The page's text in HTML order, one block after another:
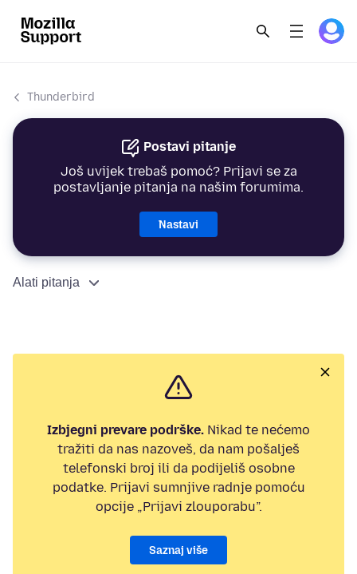
Thunderbird
Postavi pitanje
Još uvijek trebaš pomoć? Prijavi se za
postavljanje pitanja na našim forumima.
Nastavi
Alati pitanja
Izbjegni prevare podrške. Nikad te nećemo
tražiti da nas nazoveš, da nam pošalješ
telefonski broj ili da podijeliš osobne
podatke. Prijavi sumnjive radnje pomoću
opcije „Prijavi zlouporabu”.
Saznaj više